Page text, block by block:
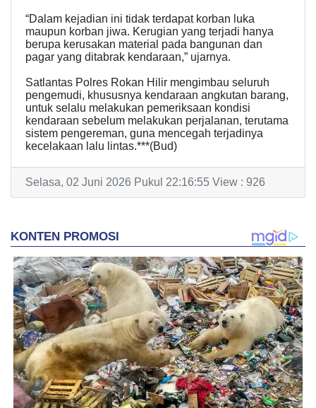
“Dalam kejadian ini tidak terdapat korban luka
maupun korban jiwa. Kerugian yang terjadi hanya
berupa kerusakan material pada bangunan dan
pagar yang ditabrak kendaraan,” ujarnya.
Satlantas Polres Rokan Hilir mengimbau seluruh
pengemudi, khususnya kendaraan angkutan barang,
untuk selalu melakukan pemeriksaan kondisi
kendaraan sebelum melakukan perjalanan, terutama
sistem pengereman, guna mencegah terjadinya
kecelakaan lalu lintas.***(Bud)
Selasa, 02 Juni 2026 Pukul 22:16:55 View : 926